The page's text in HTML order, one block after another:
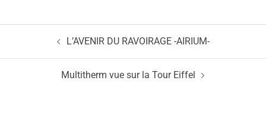
L’AVENIR DU RAVOIRAGE -AIRIUM-
Multitherm vue sur la Tour Eiffel